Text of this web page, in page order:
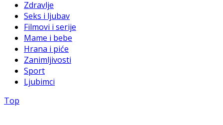
Zdravlje
Seks i ljubav
Filmovi i serije
Mame i bebe
Hrana i piće
Zanimljivosti
Sport
Ljubimci
Top